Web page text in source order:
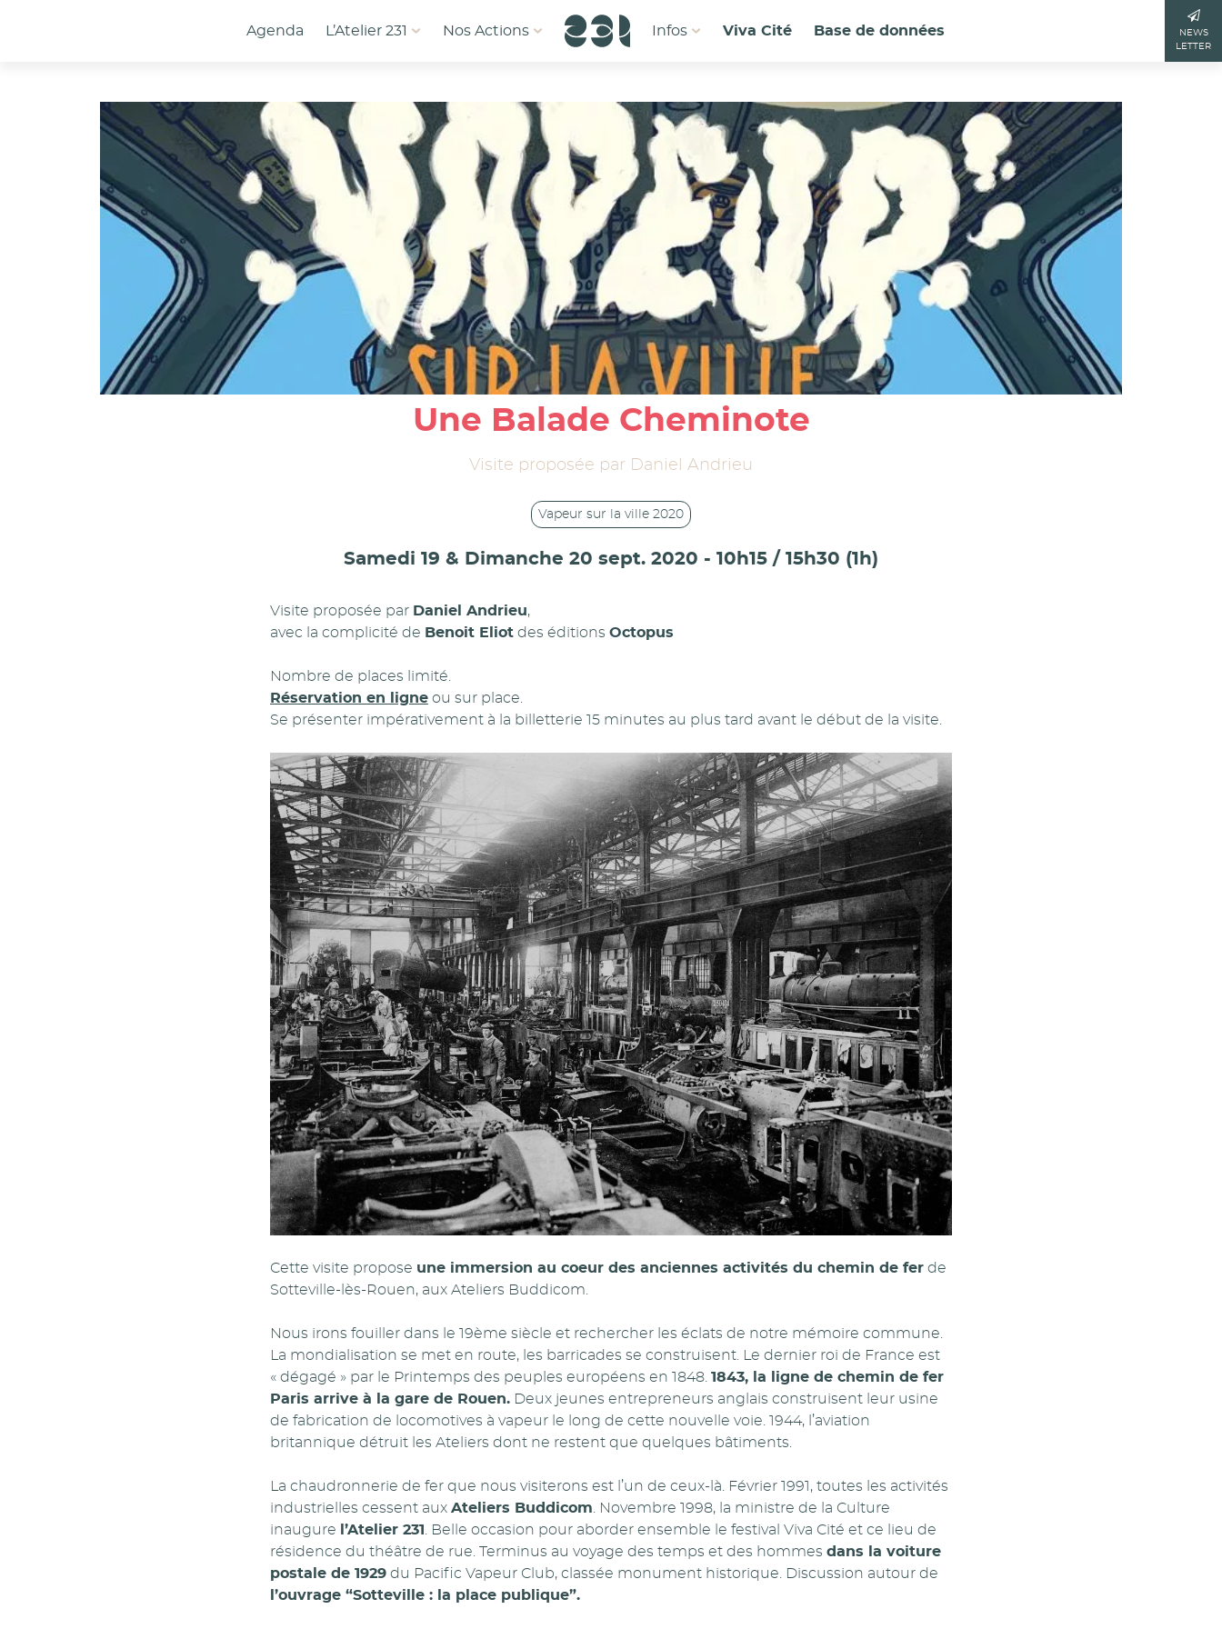
Agenda L’Atelier 231 Nos Actions Infos Viva Cité Base de données
NEWS
LETTER
Une Balade Cheminote
Visite proposée par Daniel Andrieu
Vapeur sur la ville 2020
Samedi 19 & Dimanche 20 sept. 2020 - 10h15 / 15h30 (1h)
Visite proposée par Daniel Andrieu,
avec la complicité de Benoit Eliot des éditions Octopus
Nombre de places limité.
Réservation en ligne ou sur place.
Se présenter impérativement à la billetterie 15 minutes au plus tard avant le début de la visite.
Cette visite propose une immersion au coeur des anciennes activités du chemin de fer de
Sotteville-lès-Rouen, aux Ateliers Buddicom.
Nous irons fouiller dans le 19ème siècle et rechercher les éclats de notre mémoire commune.
La mondialisation se met en route, les barricades se construisent. Le dernier roi de France est
« dégagé » par le Printemps des peuples européens en 1848. 1843, la ligne de chemin de fer
Paris arrive à la gare de Rouen. Deux jeunes entrepreneurs anglais construisent leur usine
de fabrication de locomotives à vapeur le long de cette nouvelle voie. 1944, l’aviation
britannique détruit les Ateliers dont ne restent que quelques bâtiments.
La chaudronnerie de fer que nous visiterons est l’un de ceux-là. Février 1991, toutes les activités
industrielles cessent aux Ateliers Buddicom . Novembre 1998, la ministre de la Culture
inaugure
l’Atelier 231
. Belle occasion pour aborder ensemble le festival Viva Cité et ce lieu de
résidence du théâtre de rue. Terminus au voyage des temps et des hommes dans la voiture
postale de 1929 du Pacific Vapeur Club, classée monument historique. Discussion autour de
l’ouvrage “Sotteville : la place publique”.